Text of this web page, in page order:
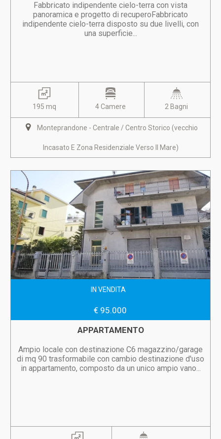
Fabbricato indipendente cielo-terra con vista
panoramica e progetto di recuperoFabbricato
indipendente cielo-terra disposto su due livelli, con
una superficie...
195 mq 4 Camere 2 Bagni
Monteprandone - Centrale / Centro Storico (vecchio
Incasato E Zona Residenziale Verso Il Mare)
IN VENDITA
€ 95.000
APPARTAMENTO
Ampio locale con destinazione C6 magazzino/garage
di mq 90 trasformabile con cambio destinazione d'uso
in appartamento, composto da un unico ampio vano...